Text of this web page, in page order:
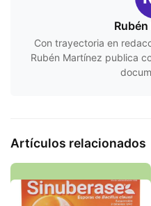
Con trayectoria en
Rubén Martínez publica
Artículos relacionados